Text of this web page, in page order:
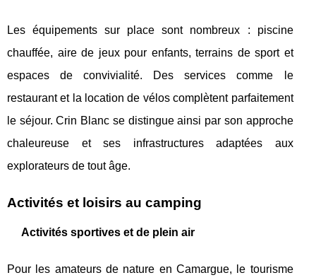
Les équipements sur place sont nombreux : piscine
chauffée, aire de jeux pour enfants, terrains de sport et
espaces de convivialité. Des services comme le
restaurant et la location de vélos complètent parfaitement
le séjour. Crin Blanc se distingue ainsi par son approche
chaleureuse et ses infrastructures adaptées aux
explorateurs de tout âge.
Activités et loisirs au camping
Activités sportives et de plein air
Pour les amateurs de nature en Camargue, le tourisme